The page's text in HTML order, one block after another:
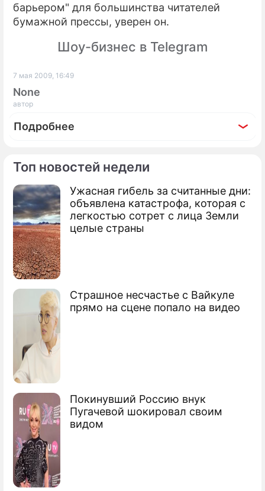
Топ новостей недели
Ужасная гибель за считанные дни:
объявлена катастрофа, которая с
легкостью сотрет с лица Земли
целые страны
Страшное несчастье с Вайкуле
прямо на сцене попало на видео
Покинувший Россию внук
Пугачевой шокировал своим
видом
барьером" для большинства читателей
бумажной прессы, уверен он.
Шоу-бизнес в Telegram
7 мая 2009, 16:49
None
автор
Подробнее
По теме
Kindle 2 разочаровала любителей
гаджетов
Samsung вырастил Papyrus для
библиофилов
Amazon выпустит "карманную
библиотеку"